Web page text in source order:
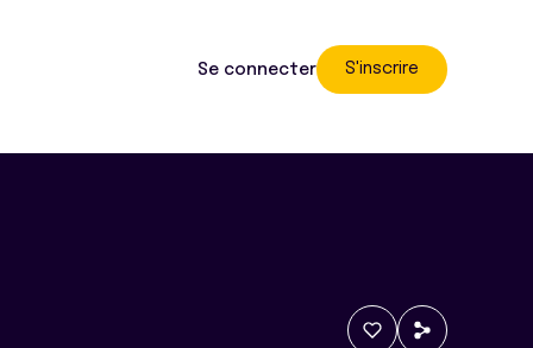
Se connecter S'inscrire